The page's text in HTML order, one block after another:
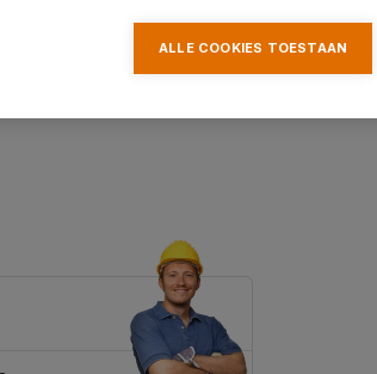
ALLE COOKIES TOESTAAN